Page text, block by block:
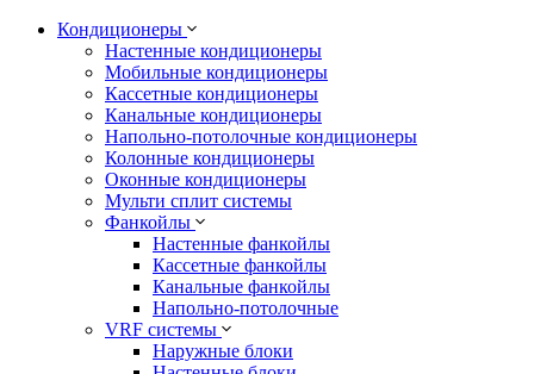
Кондиционеры
Настенные кондиционеры
Мобильные кондиционеры
Кассетные кондиционеры
Канальные кондиционеры
Напольно-потолочные кондиционеры
Колонные кондиционеры
Оконные кондиционеры
Мульти сплит системы
Фанкойлы
Настенные фанкойлы
Кассетные фанкойлы
Канальные фанкойлы
Напольно-потолочные
VRF системы
Наружные блоки